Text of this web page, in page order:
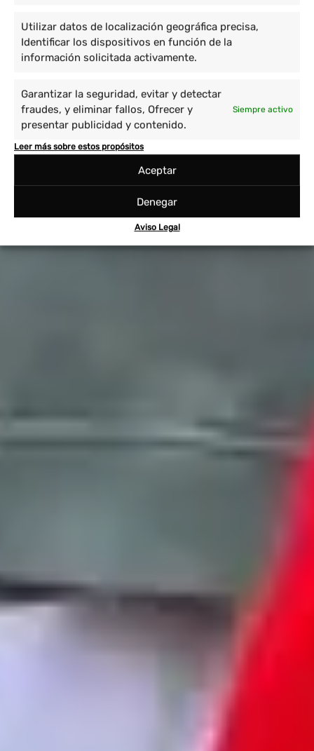
Utilizar datos de localización geográfica precisa,
Identificar los dispositivos en función de la
información solicitada activamente.
Garantizar la seguridad, evitar y detectar
fraudes, y eliminar fallos, Ofrecer y
presentar publicidad y contenido.
Siempre activo
Leer más sobre estos propósitos
Aceptar
Denegar
Aviso Legal